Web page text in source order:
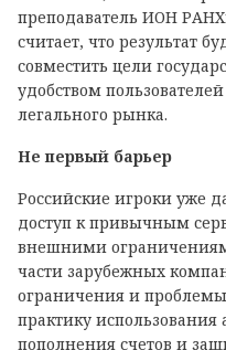
преподаватель ИОН
считает, что результат
совместить цели
удобством
легального рынка.
Не первый барьер
Российские игроки уже
доступ к привычным
внешними
части зарубежных
ограничения и
практику использования
пополнения счетов и